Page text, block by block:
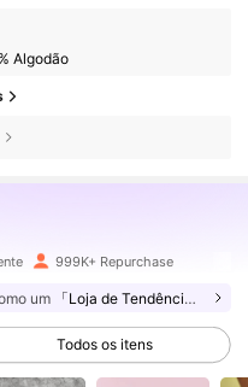
Algodão
999K+ Repurchase
um 「Loja de Tendências」
Todos os itens